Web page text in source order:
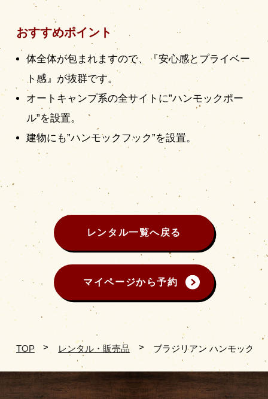
おすすめポイント
体全体が包まれますので、『安心感とプライベー
ト感』が抜群です。
オートキャンプ系の全サイトに”ハンモックポー
ル”を設置。
建物にも”ハンモックフック”を設置。
レンタル一覧へ戻る
マイページから予約
TOP レンタル・販売品 ブラジリアン ハンモック